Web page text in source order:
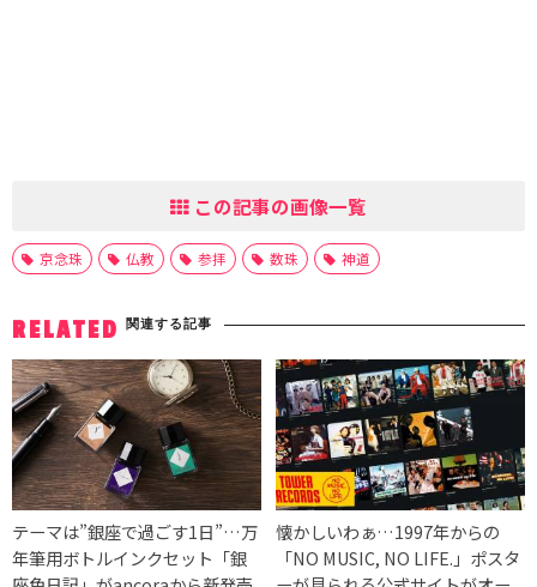
この記事の画像一覧
京念珠 仏教 参拝 数珠 神道
RELATED 関連する記事
テーマは”銀座で過ごす1日”…万
年筆用ボトルインクセット「銀
懐かしいわぁ…1997年からの
「NO MUSIC, NO LIFE.」ポスタ